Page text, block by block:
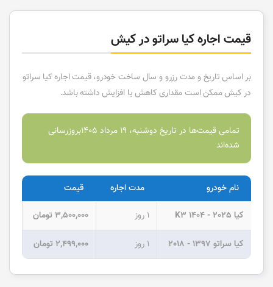
قیمت اجاره کیا سراتو در کیش
بر اساس تاریخ و مدت رزرو و سال ساخت خودرو، قیمت اجاره کیا سراتو
در کیش ممکن است مقداری کاهش یا افزایش داشته باشد.
تمامی قیمت‌ها در تاریخ دوشنبه، 19 مرداد 1405بروزرسانی
شده‌اند
نام خودرو مدت اجاره قیمت
کیا K3 1404 - 2025 1 روز 3,500,000 تومان
کیا سراتو 1397 - 2018 1 روز 2,499,000 تومان